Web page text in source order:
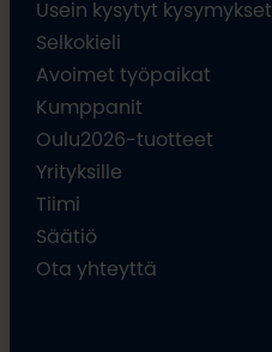
Usein kysytyt kysymykset
Selkokieli
Avoimet työpaikat
Kumppanit
Oulu2026-tuotteet
Yrityksille
Tiimi
Säätiö
Ota yhteyttä